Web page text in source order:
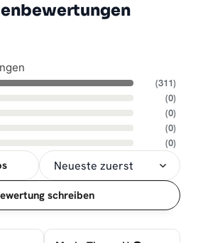
(311)
(0)
(0)
(0)
(0)
schreiben